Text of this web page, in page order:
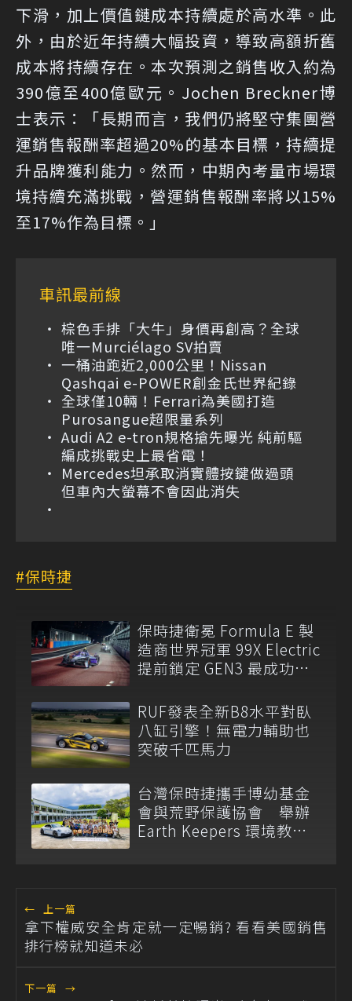
下滑，加上價值鏈成本持續處於高水準。此
外，由於近年持續大幅投資，導致高額折舊
成本將持續存在。本次預測之銷售收入約為
390億至400億歐元。Jochen Breckner博
士表示：「長期而言，我們仍將堅守集團營
運銷售報酬率超過20%的基本目標，持續提
升品牌獲利能力。然而，中期內考量市場環
境持續充滿挑戰，營運銷售報酬率將以15%
至17%作為目標。」
車訊最前線
棕色手排「大牛」身價再創高？全球
唯一Murciélago SV拍賣
一桶油跑近2,000公里！Nissan
Qashqai e-POWER創金氏世界紀錄
全球僅10輛！Ferrari為美國打造
Purosangue超限量系列
Audi A2 e-tron規格搶先曝光 純前驅
編成挑戰史上最省電！
Mercedes坦承取消實體按鍵做過頭
但車內大螢幕不會因此消失
保時捷
保時捷衛冕 Formula E 製
造商世界冠軍 99X Electric
提前鎖定 GEN3 最成功賽
RUF發表全新B8水平對臥
八缸引擎！無電力輔助也
突破千匹馬力
台灣保時捷攜手博幼基金
會與荒野保護協會 舉辦
Earth Keepers 環境教育
← 上一篇
拿下權威安全肯定就一定暢銷? 看看美國銷售
排行榜就知道未必
下一篇 →